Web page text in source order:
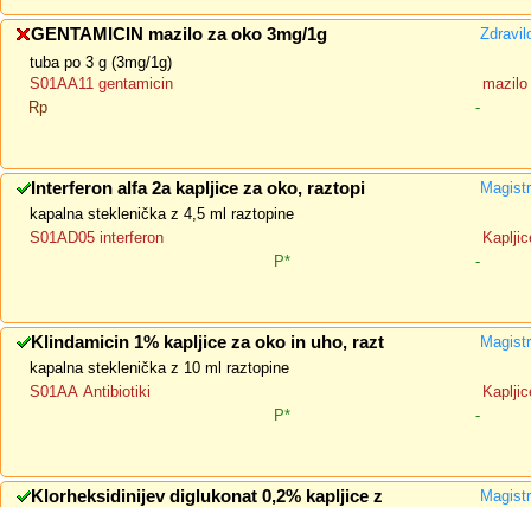
GENTAMICIN mazilo za oko 3mg/1g
tuba po 3 g (3mg/1g)
S01AA11 gentamicin
Rp
-
Interferon alfa 2a kapljice za oko, raztopi
kapalna steklenička z 4,5 ml raztopine
S01AD05 interferon
P*
-
Klindamicin 1% kapljice za oko in uho, razt
kapalna steklenička z 10 ml raztopine
S01AA Antibiotiki
P*
-
Klorheksidinijev diglukonat 0,2% kapljice z